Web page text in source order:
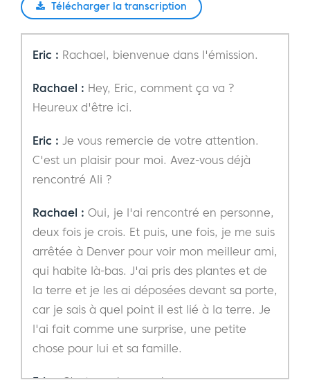
Télécharger la transcription
Eric : Rachael, bienvenue dans l'émission.
Rachael : Hey, Eric, comment ça va ?
Heureux d'être ici.
Eric : Je vous remercie de votre attention.
C'est un plaisir pour moi. Avez-vous déjà
rencontré Ali ?
Rachael : Oui, je l'ai rencontré en personne,
deux fois je crois. Et puis, une fois, je me suis
arrêtée à Denver pour voir mon meilleur ami,
qui habite là-bas. J'ai pris des plantes et de
la terre et je les ai déposées devant sa porte,
car je sais à quel point il est lié à la terre. Je
l'ai fait comme une surprise, une petite
chose pour lui et sa famille.
Eric :C'est une bonne chose.